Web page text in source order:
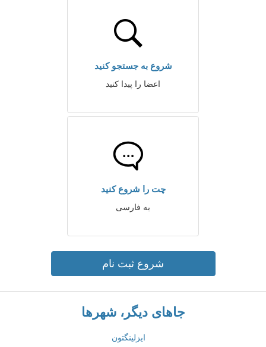
شروع به جستجو کنید
اعضا را پیدا کنید
چت را شروع کنید
به فارسی
شروع ثبت نام
جاهای دیگر، شهرها
ایزلینگتون